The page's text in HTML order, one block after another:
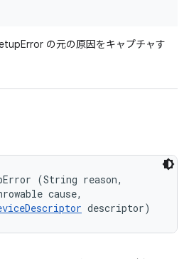
の元の原因をキャプチャす
(String reason,
cause,
descriptor)